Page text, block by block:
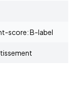
score: B-label